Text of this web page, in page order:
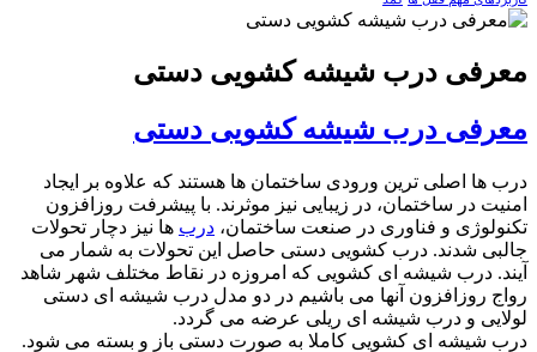
معرفی درب شیشه کشویی دستی
معرفی درب شیشه کشویی دستی
درب ها اصلی ترین ورودی ساختمان ها هستند که علاوه بر ایجاد
امنیت در ساختمان، در زیبایی نیز موثرند. با پیشرفت روزافزون
تکنولوژی و فناوری در صنعت ساختمان، درب ها نیز دچار تحولات
جالبی شدند. درب کشویی دستی حاصل این تحولات به شمار می
آیند. درب شیشه ای کشویی که امروزه در نقاط مختلف شهر شاهد
رواج روزافزون آنها می باشیم در دو مدل درب شیشه ای دستی
لولایی و درب شیشه ای ریلی عرضه می گردد.
درب شیشه ای کشویی کاملا به صورت دستی باز و بسته می شود.